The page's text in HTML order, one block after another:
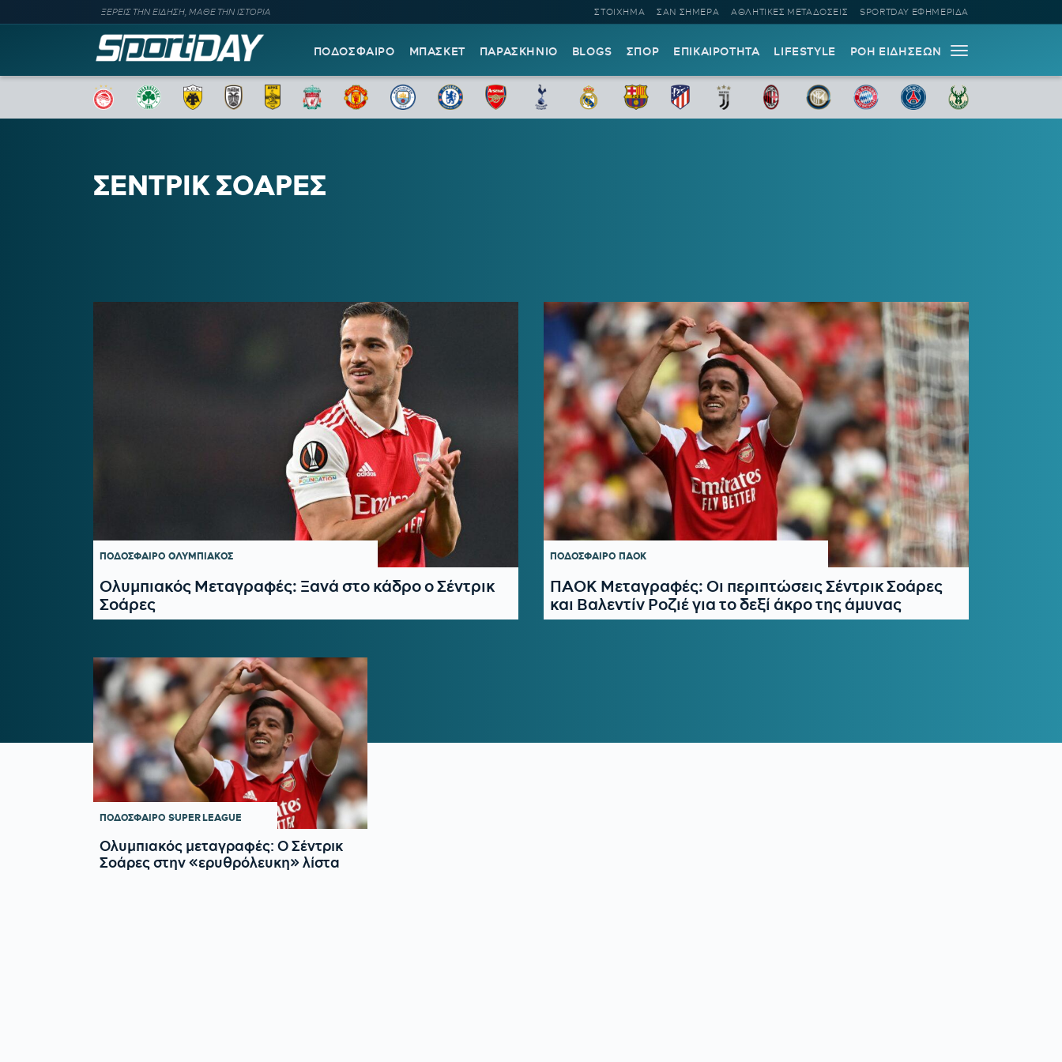
ΞΕΡΕΙΣ ΤΗΝ ΕΙΔΗΣΗ, ΜΑΘΕ ΤΗΝ ΙΣΤΟΡΙΑ ΣΤΟΙΧΗΜΑ ΣΑΝ ΣΗΜΕΡΑ ΑΘΛΗΤΙΚΕΣ ΜΕΤΑΔΟΣΕΙΣ SPORTDAY ΕΦΗΜΕΡΙΔΑ
ΠΟΔΟΣΦΑΙΡΟ ΜΠΑΣΚΕΤ ΠΑΡΑΣΚΗΝΙΟ BLOGS ΣΠΟΡ ΕΠΙΚΑΙΡΟΤΗΤΑ LIFESTYLE ΡΟΗ ΕΙΔΗΣΕΩΝ
ΣΕΝΤΡΙΚ ΣΟΑΡΕΣ
ΠΟΔΟΣΦΑΙΡΟ ΟΛΥΜΠΙΑΚΟΣ
Ολυμπιακός Μεταγραφές: Ξανά στο κάδρο ο Σέντρικ
Σοάρες
ΠΟΔΟΣΦΑΙΡΟ ΠΑΟΚ
ΠΑΟΚ Μεταγραφές: Οι περιπτώσεις Σέντρικ Σοάρες
και Βαλεντίν Ροζιέ για το δεξί άκρο της άμυνας
ΠΟΔΟΣΦΑΙΡΟ SUPER LEAGUE
Ολυμπιακός μεταγραφές: Ο Σέντρικ
Σοάρες στην «ερυθρόλευκη» λίστα